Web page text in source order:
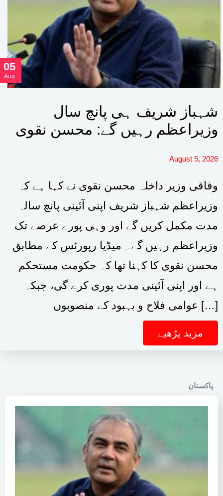
05
Aug
شہباز شریف ہی پانچ سال
وزیراعظم رہیں گے: محسن نقوی
August 5, 2026
وفاقی وزیر داخلہ محسن نقوی نے کہا ہے کہ
وزیراعظم شہباز شریف اپنی آئینی پانچ سالہ
مدت مکمل کریں گے اور وہی پورے عرصے تک
وزیراعظم رہیں گے۔ میڈیا رپورٹس کے مطابق
محسن نقوی کا کہنا تھا کہ حکومت مستحکم
ہے اور اپنی آئینی مدت پوری کرے گی، جبکہ
عوامی فلاح و بہبود کے منصوبوں […]
مزید پڑھیے
پاکستان